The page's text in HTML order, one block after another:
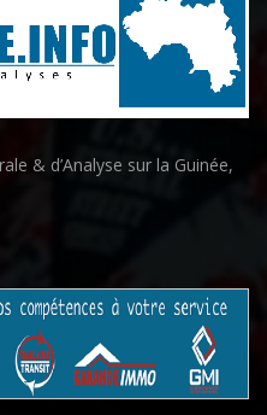
& d’Analyse sur la Guinée,